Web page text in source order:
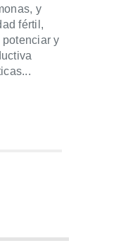
y
fértil,
y